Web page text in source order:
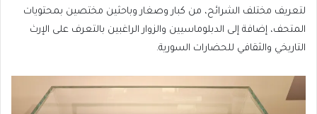
لتعريف مختلف الشرائح، من كبار وصغار وباحثين مختصين بمحتويات
المتحف، إضافة إلى الدبلوماسيين والزوار الراغبين بالتعرف على الإرث
التاريخي والثقافي للحضارات السورية.